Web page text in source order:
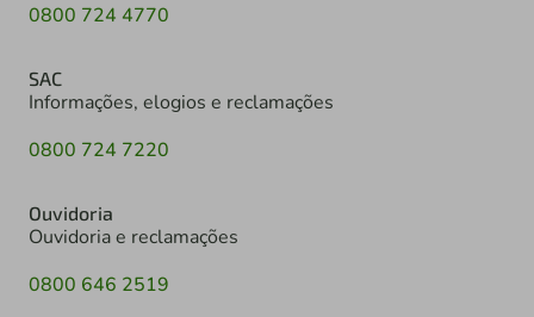
0800 724 4770
SAC
Informações, elogios e reclamações
0800 724 7220
Ouvidoria
Ouvidoria e reclamações
0800 646 2519